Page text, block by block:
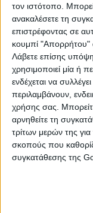
τον ιστότοπο.
ανακαλέσετε τη
επιστρέφοντας σε
κουμπί "Απορρήτου"
Λάβετε επίσης
χρησιμοποιεί μία ή
ενδέχεται να
περιλαμβάνουν,
χρήσης σας.
αρνηθείτε τη
τρίτων μερών της
σκοπούς που
συγκατάθεσης της